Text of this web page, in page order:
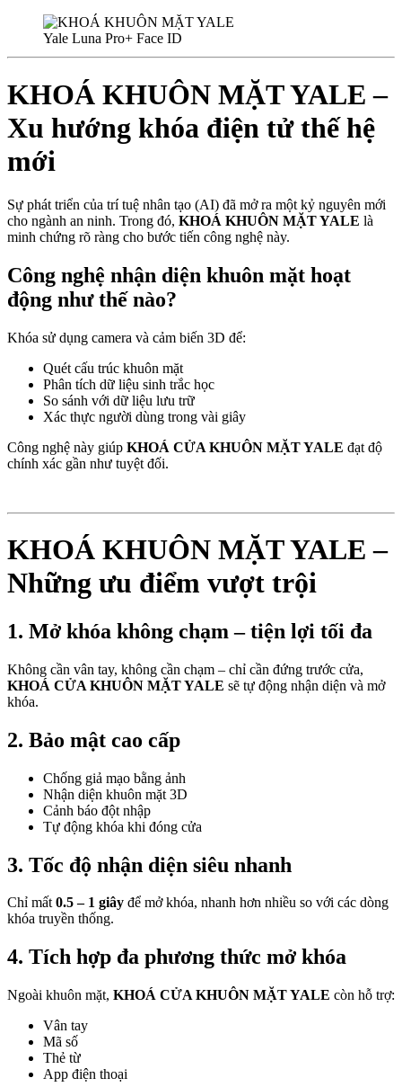
Yale Luna Pro+ Face ID
KHOÁ KHUÔN MẶT YALE –
Xu hướng khóa điện tử thế hệ
mới
Sự phát triển của trí tuệ nhân tạo (AI) đã mở ra một kỷ nguyên mới
cho ngành an ninh. Trong đó, KHOÁ KHUÔN MẶT YALE là
minh chứng rõ ràng cho bước tiến công nghệ này.
Công nghệ nhận diện khuôn mặt hoạt
động như thế nào?
Khóa sử dụng camera và cảm biến 3D để:
Quét cấu trúc khuôn mặt
Phân tích dữ liệu sinh trắc học
So sánh với dữ liệu lưu trữ
Xác thực người dùng trong vài giây
Công nghệ này giúp KHOÁ CỬA KHUÔN MẶT YALE đạt độ
chính xác gần như tuyệt đối.
KHOÁ KHUÔN MẶT YALE –
Những ưu điểm vượt trội
1. Mở khóa không chạm – tiện lợi tối đa
Không cần vân tay, không cần chạm – chỉ cần đứng trước cửa,
KHOÁ CỬA KHUÔN MẶT YALE sẽ tự động nhận diện và mở
khóa.
2. Bảo mật cao cấp
Chống giả mạo bằng ảnh
Nhận diện khuôn mặt 3D
Cảnh báo đột nhập
Tự động khóa khi đóng cửa
3. Tốc độ nhận diện siêu nhanh
Chỉ mất0.5 – 1 giây để mở khóa, nhanh hơn nhiều so với các dòng
khóa truyền thống.
4. Tích hợp đa phương thức mở khóa
Ngoài khuôn mặt, KHOÁ CỬA KHUÔN MẶT YALE còn hỗ trợ:
Vân tay
Mã số
Thẻ từ
App điện thoại